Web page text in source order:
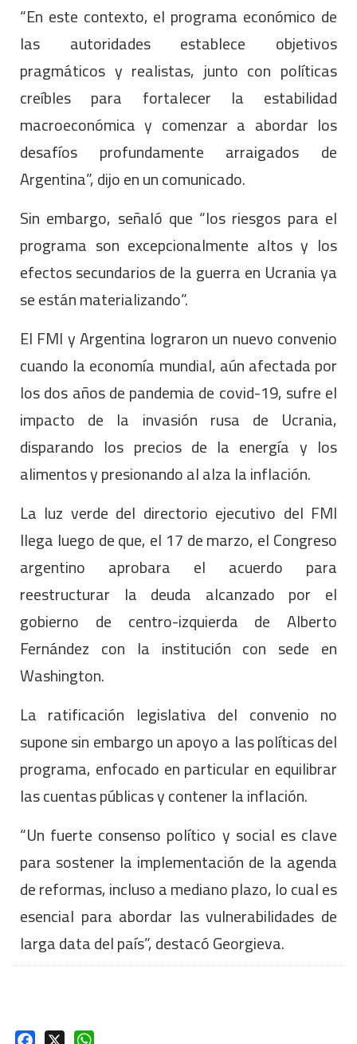
“En este contexto, el programa económico de
las autoridades establece objetivos
pragmáticos y realistas, junto con políticas
creíbles para fortalecer la estabilidad
macroeconómica y comenzar a abordar los
desafíos profundamente arraigados de
Argentina”, dijo en un comunicado.
Sin embargo, señaló que “los riesgos para el
programa son excepcionalmente altos y los
efectos secundarios de la guerra en Ucrania ya
se están materializando”.
El FMI y Argentina lograron un nuevo convenio
cuando la economía mundial, aún afectada por
los dos años de pandemia de covid-19, sufre el
impacto de la invasión rusa de Ucrania,
disparando los precios de la energía y los
alimentos y presionando al alza la inflación.
La luz verde del directorio ejecutivo del FMI
llega luego de que, el 17 de marzo, el Congreso
argentino aprobara el acuerdo para
reestructurar la deuda alcanzado por el
gobierno de centro-izquierda de Alberto
Fernández con la institución con sede en
Washington.
La ratificación legislativa del convenio no
supone sin embargo un apoyo a las políticas del
programa, enfocado en particular en equilibrar
las cuentas públicas y contener la inflación.
“Un fuerte consenso político y social es clave
para sostener la implementación de la agenda
de reformas, incluso a mediano plazo, lo cual es
esencial para abordar las vulnerabilidades de
larga data del país”, destacó Georgieva.
Facebook